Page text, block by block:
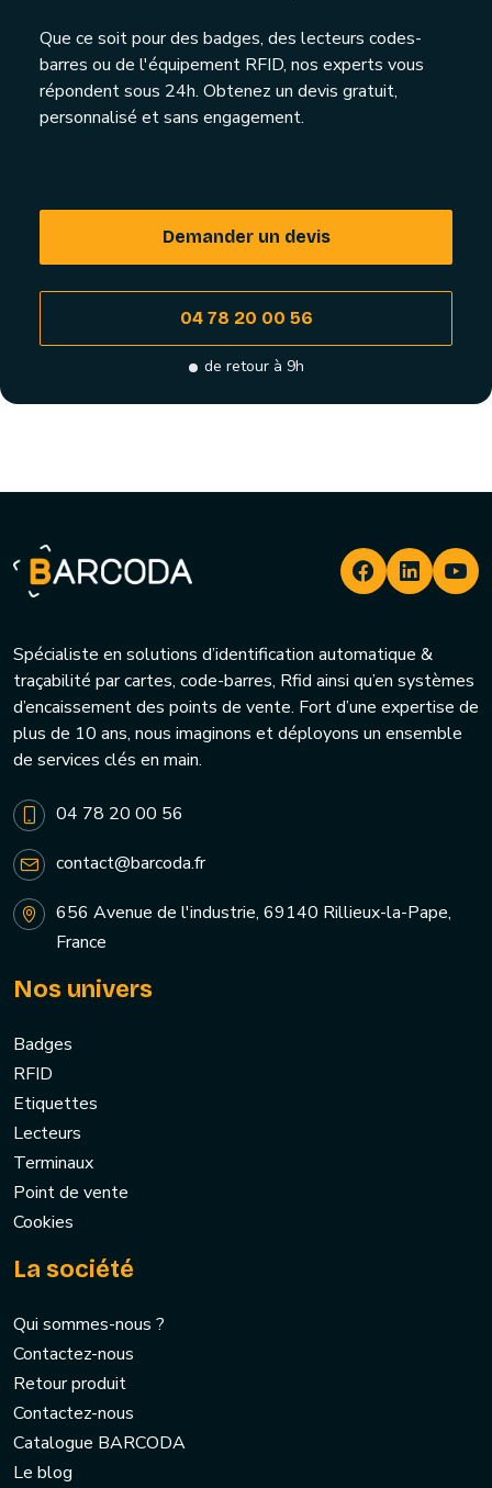
Que ce soit pour des badges, des lecteurs codes-
barres ou de l'équipement RFID, nos experts vous
répondent sous 24h. Obtenez un devis gratuit,
personnalisé et sans engagement.
Demander un devis
04 78 20 00 56
de retour à 9h
Spécialiste en solutions d’identification automatique &
traçabilité par cartes, code-barres, Rfid ainsi qu’en systèmes
d’encaissement des points de vente. Fort d’une expertise de
plus de 10 ans, nous imaginons et déployons un ensemble
de services clés en main.
04 78 20 00 56
contact@barcoda.fr
656 Avenue de l'industrie, 69140 Rillieux-la-Pape,
France
Nos univers
Badges
RFID
Etiquettes
Lecteurs
Terminaux
Point de vente
Cookies
La société
Qui sommes-nous ?
Contactez-nous
Retour produit
Contactez-nous
Catalogue BARCODA
Le blog